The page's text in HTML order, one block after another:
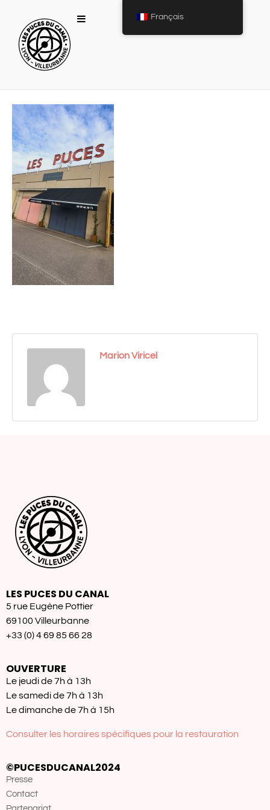
Marion Viricel
LES PUCES DU CANAL
5 rue Eugène Pottier
69100 Villeurbanne
+33 (0) 4 69 85 66 28
OUVERTURE
Le jeudi de 7h à 13h
Le samedi de 7h à 13h
Le dimanche de 7h à 15h
Consulter les horaires spécifiques pour la restauration
©PUCESDUCANAL2024
Presse
Contact
Français